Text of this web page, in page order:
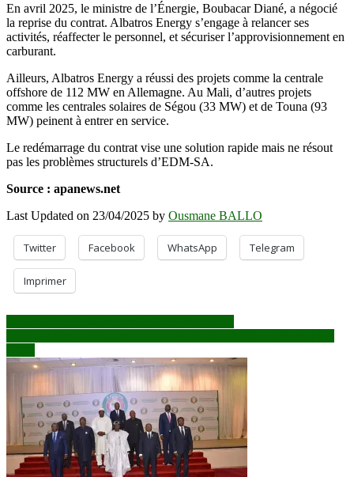
En avril 2025, le ministre de l’Énergie, Boubacar Diané, a négocié
la reprise du contrat. Albatros Energy s’engage à relancer ses
activités, réaffecter le personnel, et sécuriser l’approvisionnement en
carburant.
Ailleurs, Albatros Energy a réussi des projets comme la centrale
offshore de 112 MW en Allemagne. Au Mali, d’autres projets
comme les centrales solaires de Ségou (33 MW) et de Touna (93
MW) peinent à entrer en service.
Le redémarrage du contrat vise une solution rapide mais ne résout
pas les problèmes structurels d’EDM-SA.
Source : apanews.net
Last Updated on 23/04/2025 by Ousmane BALLO
Twitter Facebook WhatsApp Telegram
Imprimer
Navigation
de
l’article